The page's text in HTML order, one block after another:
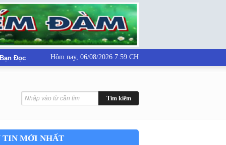
Đọc Hôm nay, 06/08/2026 7:59 CH
TIN MỚI NHẤT